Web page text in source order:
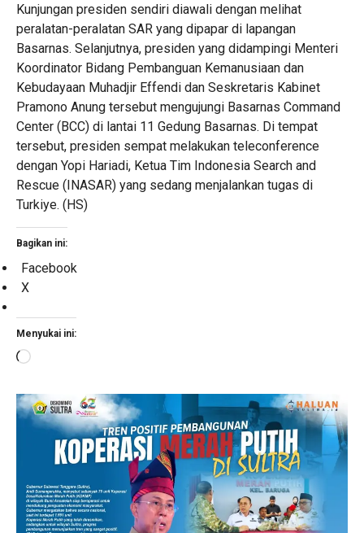
Kunjungan presiden sendiri diawali dengan melihat
peralatan-peralatan SAR yang dipapar di lapangan
Basarnas. Selanjutnya, presiden yang didampingi Menteri
Koordinator Bidang Pembanguan Kemanusiaan dan
Kebudayaan Muhadjir Effendi dan Seskretaris Kabinet
Pramono Anung tersebut mengujungi Basarnas Command
Center (BCC) di lantai 11 Gedung Basarnas. Di tempat
tersebut, presiden sempat melakukan teleconference
dengan Yopi Hariadi, Ketua Tim Indonesia Search and
Rescue (INASAR) yang sedang menjalankan tugas di
Turkiye. (HS)
Bagikan ini:
Facebook
X
Menyukai ini:
Memuat...